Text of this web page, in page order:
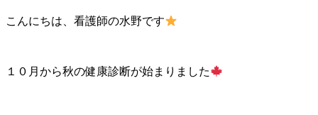
こんにちは、看護師の水野です
１０月から秋の健康診断が始まりました